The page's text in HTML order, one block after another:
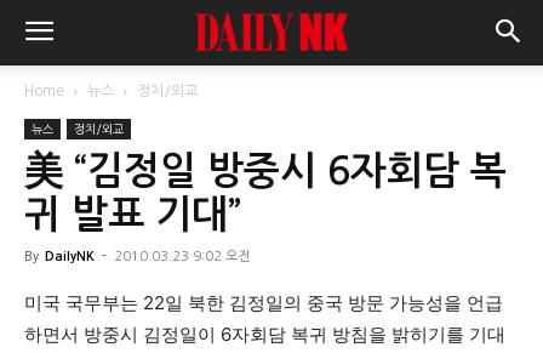
Home 뉴스 정치/외교
뉴스 정치/외교
美 “김정일 방중시 6자회담 복
귀 발표 기대”
By DailyNK - 2010.03.23 9:02 오전
미국 국무부는 22일 북한 김정일의 중국 방문 가능성을 언급
하면서 방중시 김정일이 6자회담 복귀 방침을 밝히기를 기대